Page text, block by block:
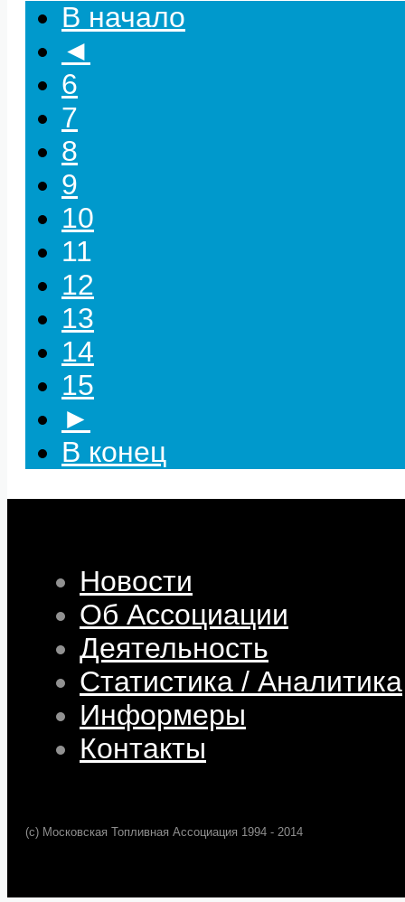
В начало
◄
6
7
8
9
10
11
12
13
14
15
►
В конец
Новости
Об Ассоциации
Деятельность
Статистика / Аналитика
Информеры
Контакты
(c) Московская Топливная Ассоциация 1994 - 2014